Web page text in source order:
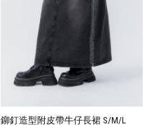
鉚釘造型附皮帶牛仔長裙 S/M/L